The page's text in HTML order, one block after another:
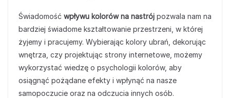
Świadomość wpływu kolorów na nastrój pozwala nam na
bardziej świadome kształtowanie przestrzeni, w której
żyjemy i pracujemy. Wybierając kolory ubrań, dekorując
wnętrza, czy projektując strony internetowe, możemy
wykorzystać wiedzę o psychologii kolorów, aby
osiągnąć pożądane efekty i wpłynąć na nasze
samopoczucie oraz na odczucia innych osób.